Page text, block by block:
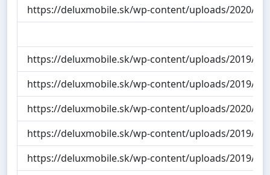
https://deluxmobile.sk/wp-content/uploads/2020/10/
https://deluxmobile.sk/wp-content/uploads/2019/
https://deluxmobile.sk/wp-content/uploads/2019/
https://deluxmobile.sk/wp-content/uploads/2020/
https://deluxmobile.sk/wp-content/uploads/2019/
https://deluxmobile.sk/wp-content/uploads/2019/